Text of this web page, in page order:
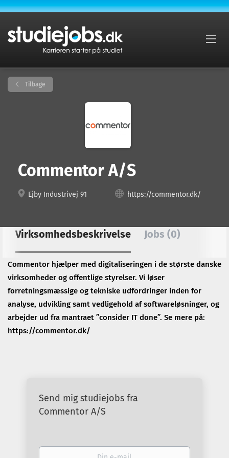
Tilbage
Commentor A/S
Ejby Industrivej 91 https://commentor.dk/
Virksomhedsbeskrivelse Jobs (0)
Commentor hjælper med digitaliseringen i de største danske
virksomheder og offentlige styrelser. Vi løser
forretningsmæssige og tekniske udfordringer inden for
analyse, udvikling samt vedligehold af softwareløsninger, og
arbejder ud fra mantraet ”consider IT done”. Se mere på:
https://commentor.dk/
Send mig studiejobs fra
Commentor A/S
Din